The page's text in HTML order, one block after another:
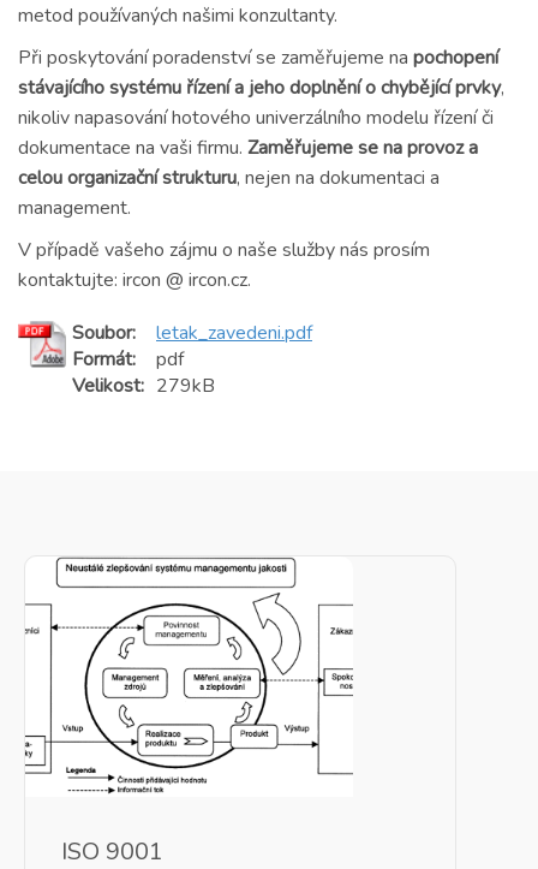
metod používaných našimi konzultanty.
Při poskytování poradenství se zaměřujeme na pochopení
stávajícího systému řízení a jeho doplnění o chybějící prvky,
nikoliv napasování hotového univerzálního modelu řízení či
dokumentace na vaši firmu. Zaměřujeme se na provoz a
celou organizační strukturu, nejen na dokumentaci a
management.
V případě vašeho zájmu o naše služby nás prosím
kontaktujte: ircon @ ircon.cz.
Soubor:
letak_zavedeni.pdf
Formát:
pdf
Velikost: 279kB
ISO 9001